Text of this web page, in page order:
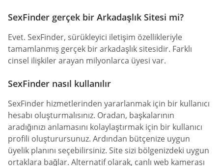
SexFinder gerçek bir Arkadaşlık Sitesi mi?
Evet. SexFinder, sürükleyici iletişim özellikleriyle
tamamlanmış gerçek bir arkadaşlık sitesidir. Farklı
cinsel ilişkiler arayan milyonlarca üyesi var.
SexFinder nasıl kullanılır
SexFinder hizmetlerinden yararlanmak için bir kullanıcı
hesabı oluşturmalısınız. Oradan, başkalarının
aradığınızı anlamasını kolaylaştırmak için bir kullanıcı
profili oluşturursunuz. Ardından bütçenize uygun
üyelik planını seçebilirsiniz. Site sizi bölgenizdeki uygun
ortaklara bağlar. Alternatif olarak, canlı web kamerası